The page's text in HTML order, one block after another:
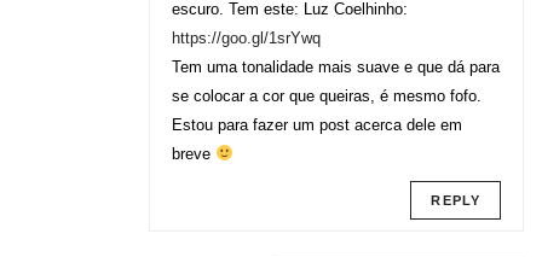
escuro. Tem este: Luz Coelhinho:
https://goo.gl/1srYwq
Tem uma tonalidade mais suave e que dá para
se colocar a cor que queiras, é mesmo fofo.
Estou para fazer um post acerca dele em
breve
REPLY